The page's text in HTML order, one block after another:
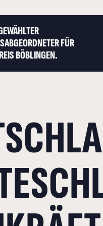
FÜR
BÖBLINGEN.